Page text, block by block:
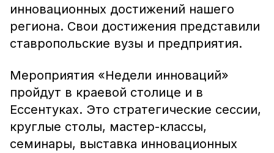
инновационных достижений нашего
региона. Свои достижения представили
ставропольские вузы и предприятия.
Мероприятия «Недели инноваций»
пройдут в краевой столице и в
Ессентуках. Это стратегические сессии,
круглые столы, мастер-классы,
семинары, выставка инновационных